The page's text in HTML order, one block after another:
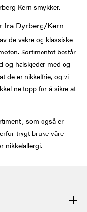
Kern smykker.
fra Dyrberg/Kern
de vakre og klassiske
Sortimentet består
og halskjeder med og
de er nikkelfrie, og vi
nettopp for å sikre at
, som også er
trygt bruke våre
nikkelallergi.